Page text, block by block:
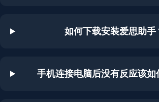
如何下载安装爱思助手
手机连接电脑后没有反应该如